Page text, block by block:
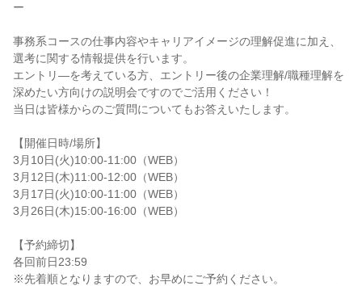
ー
事務系コースの仕事内容やキャリアイメージの理解促進に加え、
選考に関する情報提供を行います。
エントリ―を考えている方、エントリー後の企業理解/職種理解を
深めたい方向けの説明会ですのでご活用ください！
当日は皆様からのご質問についてもお答えいたします。
【開催日時/場所】
3月10日(火)10:00-11:00（WEB）
3月12日(木)11:00-12:00（WEB）
3月17日(火)10:00-11:00（WEB）
3月26日(木)15:00-16:00（WEB）
【予約締切】
各回前日23:59
※先着順となりますので、お早めにご予約ください。